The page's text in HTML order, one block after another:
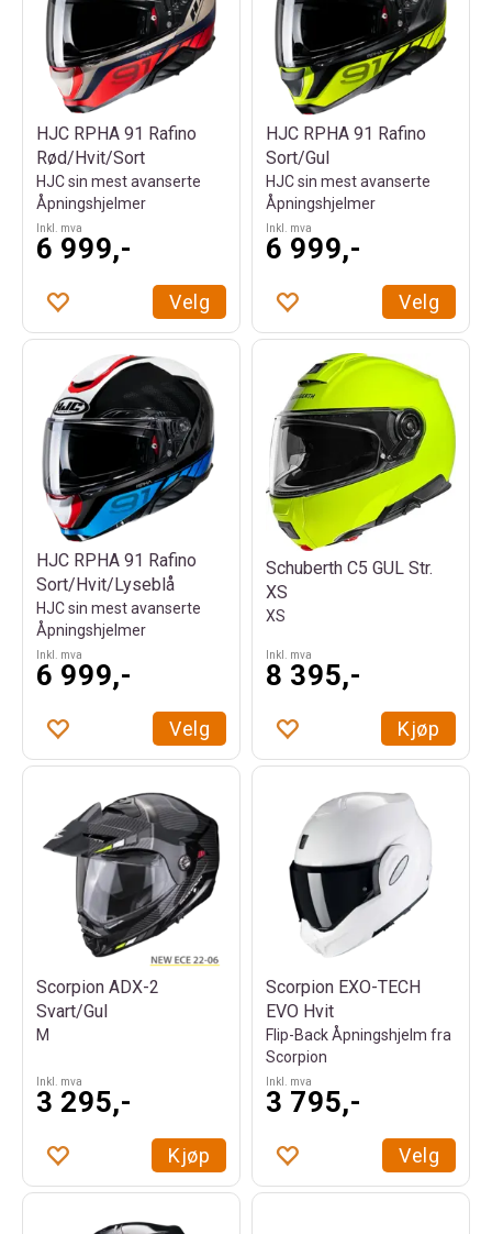
HJC RPHA 91 Rafino
Rød/Hvit/Sort
HJC sin mest avanserte
Åpningshjelmer
Inkl. mva
6 999,-
Velg
HJC RPHA 91 Rafino
Sort/Gul
HJC sin mest avanserte
Åpningshjelmer
Inkl. mva
6 999,-
Velg
HJC RPHA 91 Rafino
Sort/Hvit/Lyseblå
HJC sin mest avanserte
Åpningshjelmer
Inkl. mva
6 999,-
Velg
Schuberth C5 GUL Str.
XS
XS
Inkl. mva
8 395,-
Kjøp
Scorpion ADX-2
Svart/Gul
M
Inkl. mva
3 295,-
Kjøp
Scorpion EXO-TECH
EVO Hvit
Flip-Back Åpningshjelm fra
Scorpion
Inkl. mva
3 795,-
Velg